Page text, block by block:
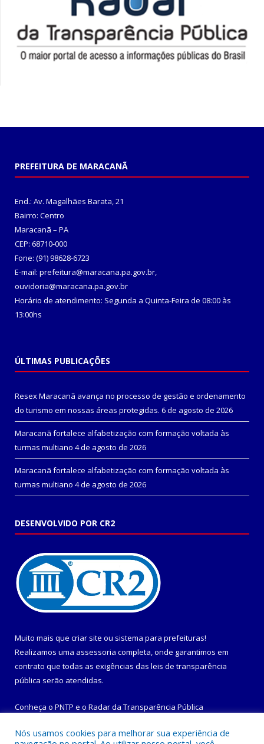
PREFEITURA DE MARACANÃ
End.: Av. Magalhães Barata, 21
Bairro: Centro
Maracanã – PA
CEP: 68710-000
Fone: (91) 98628-6723
E-mail: prefeitura@maracana.pa.gov.br,
ouvidoria@maracana.pa.gov.br
Horário de atendimento: Segunda a Quinta-Feira de 08:00 às
13:00hs
ÚLTIMAS PUBLICAÇÕES
Resex Maracanã avança no processo de gestão e ordenamento
do turismo em nossas áreas protegidas. 6 de agosto de 2026
Maracanã fortalece alfabetização com formação voltada às
turmas multiano 4 de agosto de 2026
Maracanã fortalece alfabetização com formação voltada às
turmas multiano 4 de agosto de 2026
DESENVOLVIDO POR CR2
Muito mais que criar site ou sistema para prefeituras!
Realizamos uma assessoria completa, onde garantimos em
contrato que todas as exigências das leis de transparência
pública serão atendidas.
Conheça o PNTP e o Radar da Transparência Pública
Nós usamos cookies para melhorar sua experiência de